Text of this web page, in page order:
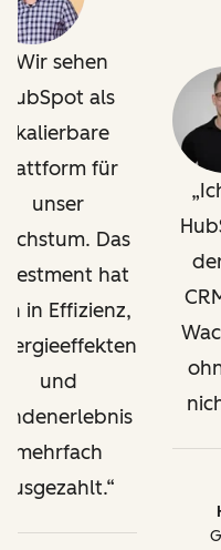
Wir sehen
HubSpot als
skalierbare
für
unser
Das
hat
in Effizienz,
und
mehrfach
ausgezahlt.